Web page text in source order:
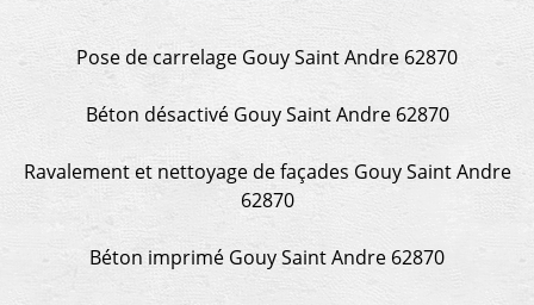
Pose de carrelage Gouy Saint Andre 62870
Béton désactivé Gouy Saint Andre 62870
Ravalement et nettoyage de façades Gouy Saint Andre
62870
Béton imprimé Gouy Saint Andre 62870